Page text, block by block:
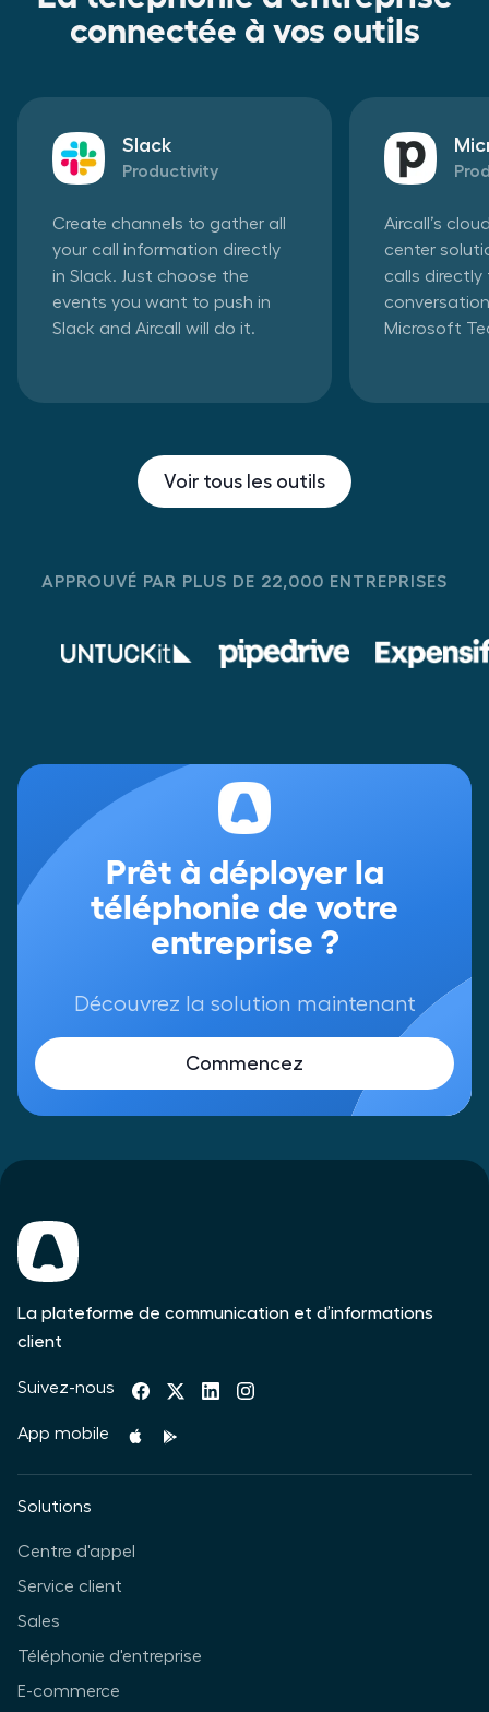
connectée à vos outils
Slack
Productivity
Create channels to gather all
your call information directly
in Slack. Just choose the
events you want to push in
Slack and Aircall will do it.
Aircall’s
center
calls
Microsoft
Voir tous les outils
APPROUVÉ PAR PLUS DE 22,000 ENTREPRISES
Prêt à déployer la
téléphonie de votre
entreprise ?
Découvrez la solution maintenant
Commencez
La plateforme de communication et d’informations
client
Suivez-nous
App mobile
Solutions
Centre d'appel
Service client
Sales
Téléphonie d'entreprise
E-commerce